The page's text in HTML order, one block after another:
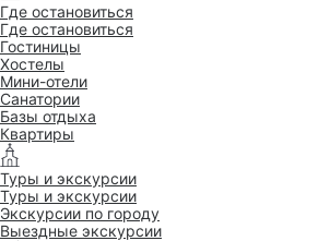
Где остановиться
Где остановиться
Гостиницы
Хостелы
Мини-отели
Санатории
Базы отдыха
Квартиры
Туры и экскурсии
Туры и экскурсии
Экскурсии по городу
Выездные экскурсии